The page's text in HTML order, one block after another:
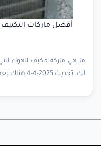
أفضل ماركات التكييف
ما هي ماركة مكيف الهواء
لك. تحديث 2025-4-4 هناك بعض الأشياء الرئيسية التي سيرغب […]